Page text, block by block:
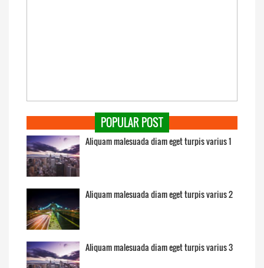
POPULAR POST
Aliquam malesuada diam eget turpis varius 1
Aliquam malesuada diam eget turpis varius 2
Aliquam malesuada diam eget turpis varius 3